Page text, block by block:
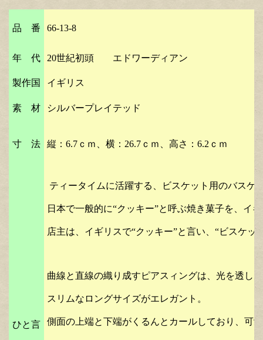
品 番 66-13-8
年 代 20世紀初頭 エドワーディアン
製作国 イギリス
素 材 シルバープレイテッド
寸 法 縦：6.7ｃｍ、横：26.7ｃｍ、高さ：6.2ｃｍ
ひと言
ティータイムに活躍する、ビスケット用のバスケ
日本で一般的に“クッキー”と呼ぶ焼き菓子を、イ
店主は、イギリスで“クッキー”と言い、“ビスケ
曲線と直線の織り成すピアスィングは、光を透し
スリムなロングサイズがエレガント。
側面の上端と下端がくるんとカールしており、可